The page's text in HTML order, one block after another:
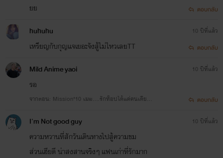
ยย
ตอบกลับ
huhuhu
เหรียญกับกุญแจเยอะจังสู้ไม่ไหวเลยTT
10 ปีที่แล้ว
ตอบกลับ
Mild Anime yaoi
รอ
จากตอน: Mission*10 เมฆ....รักท็อปได้แค่คนเดียวน
10 ปีที่แล้ว
ตอบกลับ
I'm Not good guy
ความหวานที่สักวันเดินทางไปสู้ความขม
ส่วนเฮียดี น่าสงสานจริงๆ แฟนเก่าที่รักมาก
10 ปีที่แล้ว